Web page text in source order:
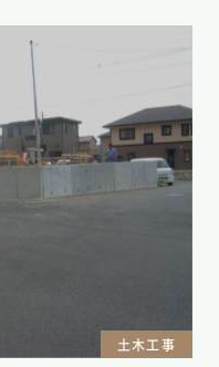
土木工事